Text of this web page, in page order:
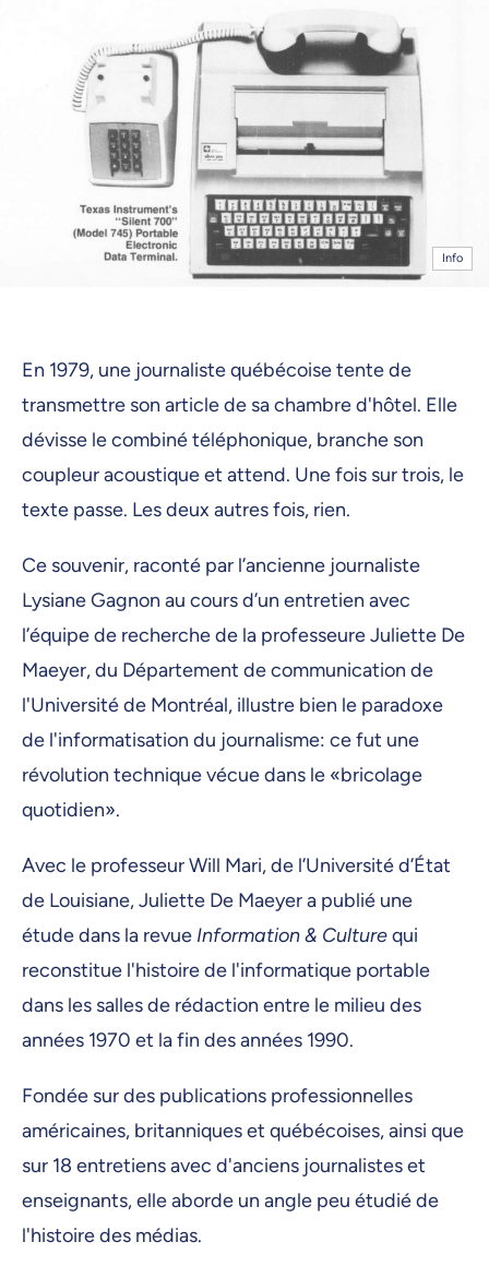
Info
En 1979, une journaliste québécoise tente de
transmettre son article de sa chambre d'hôtel. Elle
dévisse le combiné téléphonique, branche son
coupleur acoustique et attend. Une fois sur trois, le
texte passe. Les deux autres fois, rien.
Ce souvenir, raconté par l’ancienne journaliste
Lysiane Gagnon au cours d’un entretien avec
l’équipe de recherche de la professeure Juliette De
Maeyer, du Département de communication de
l'Université de Montréal, illustre bien le paradoxe
de l'informatisation du journalisme: ce fut une
révolution technique vécue dans le «bricolage
quotidien».
Avec le professeur Will Mari, de l’Université d’État
de Louisiane, Juliette De Maeyer a publié une
étude dans la revue Information & Culturequi
reconstitue l'histoire de l'informatique portable
dans les salles de rédaction entre le milieu des
années 1970 et la fin des années 1990.
Fondée sur des publications professionnelles
américaines, britanniques et québécoises, ainsi que
sur 18 entretiens avec d'anciens journalistes et
enseignants, elle aborde un angle peu étudié de
l'histoire des médias.